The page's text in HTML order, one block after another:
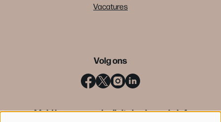
Vacatures
Volg ons
Meld je aan voor de digitale nieuwsbrief